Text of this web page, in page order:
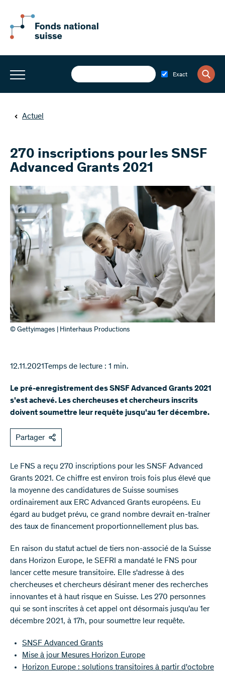
Exact
Actuel
270 inscriptions pour les SNSF
Advanced Grants 2021
© Gettyimages | Hinterhaus Productions
12.11.2021 Temps de lecture : 1 min.
Le pré-enregistrement des SNSF Advanced Grants 2021
s'est achevé. Les chercheuses et chercheurs inscrits
doivent soumettre leur requête jusqu'au 1er décembre.
Partager
Le FNS a reçu 270 inscriptions pour les SNSF Advanced
Grants 2021. Ce chiffre est environ trois fois plus élevé que
la moyenne des candidatures de Suisse soumises
ordinairement aux ERC Advanced Grants européens. Eu
égard au budget prévu, ce grand nombre devrait en-traîner
des taux de financement proportionnellement plus bas.
En raison du statut actuel de tiers non-associé de la Suisse
dans Horizon Europe, le SEFRI a mandaté le FNS pour
lancer cette mesure transitoire. Elle s'adresse à des
chercheuses et chercheurs désirant mener des recherches
innovantes et à haut risque en Suisse. Les 270 personnes
qui se sont inscrites à cet appel ont désormais jusqu’au 1er
décembre 2021, à 17h, pour soumettre leur requête.
SNSF Advanced Grants
Mise à jour Mesures Horizon Europe
Horizon Europe : solutions transitoires à partir d'octobre